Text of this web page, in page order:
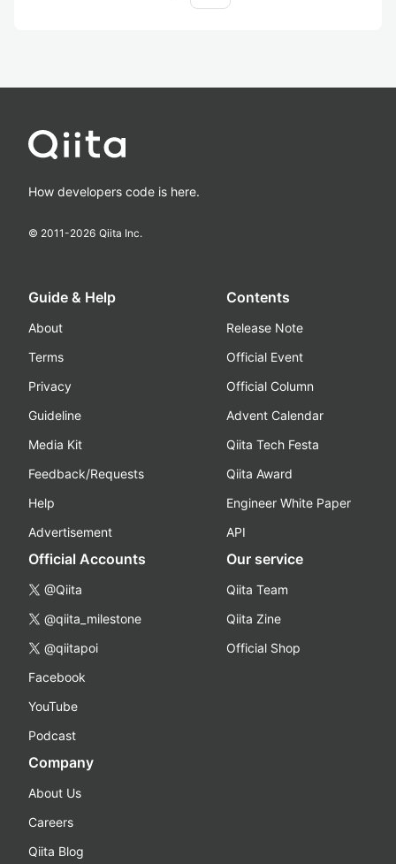
How developers code is here.
© 2011-2026 Qiita Inc.
Guide & Help
About
Terms
Privacy
Guideline
Media Kit
Feedback/Requests
Help
Advertisement
Contents
Release Note
Official Event
Official Column
Advent Calendar
Qiita Tech Festa
Qiita Award
Engineer White Paper
API
Official Accounts
@Qiita
@qiita_milestone
@qiitapoi
Facebook
YouTube
Podcast
Our service
Qiita Team
Qiita Zine
Official Shop
Company
About Us
Careers
Qiita Blog